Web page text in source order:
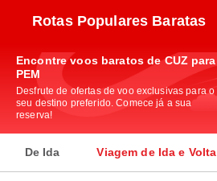
Rotas Populares Baratas
Encontre voos baratos de CUZ para
PEM
Desfrute de ofertas de voo exclusivas para o
seu destino preferido. Comece já a sua
reserva!
De Ida Viagem de Ida e Volta